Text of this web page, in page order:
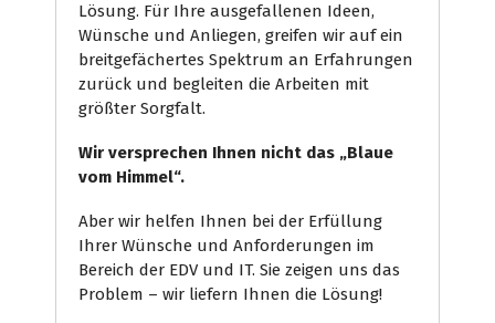
Lösung. Für Ihre ausgefallenen Ideen,
Wünsche und Anliegen, greifen wir auf ein
breitgefächertes Spektrum an Erfahrungen
zurück und begleiten die Arbeiten mit
größter Sorgfalt.
Wir versprechen Ihnen nicht das „Blaue
vom Himmel“.
Aber wir helfen Ihnen bei der Erfüllung
Ihrer Wünsche und Anforderungen im
Bereich der EDV und IT. Sie zeigen uns das
Problem – wir liefern Ihnen die Lösung!